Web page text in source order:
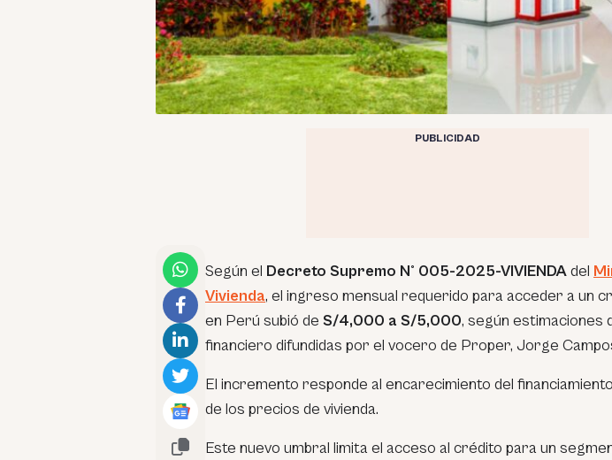
PUBLICIDAD
Según el Decreto Supremo N° 005-2025-VIVIENDAdel
Vivienda, el ingreso mensual requerido para acceder a un
en Perú subió de S/4,000 a S/5,000, según estimaciones
financiero difundidas por el vocero de Proper, Jorge
El incremento responde al encarecimiento del
de los precios de vivienda.
Este nuevo umbral limita el acceso al crédito para un